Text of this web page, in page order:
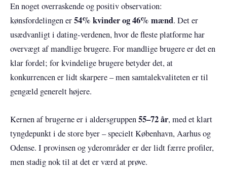
En noget overraskende og positiv observation:
kønsfordelingen er54% kvinder og 46% mænd. Det er
usædvanligt i dating-verdenen, hvor de fleste platforme har
overvægt af mandlige brugere. For mandlige brugere er det en
klar fordel; for kvindelige brugere betyder det, at
konkurrencen er lidt skarpere – men samtalekvaliteten er til
gengæld generelt højere.
Kernen af brugerne er i aldersgruppen55–72 år, med et klart
tyngdepunkt i de store byer – specielt København, Aarhus og
Odense. I provinsen og yderområder er der lidt færre profiler,
men stadig nok til at det er værd at prøve.